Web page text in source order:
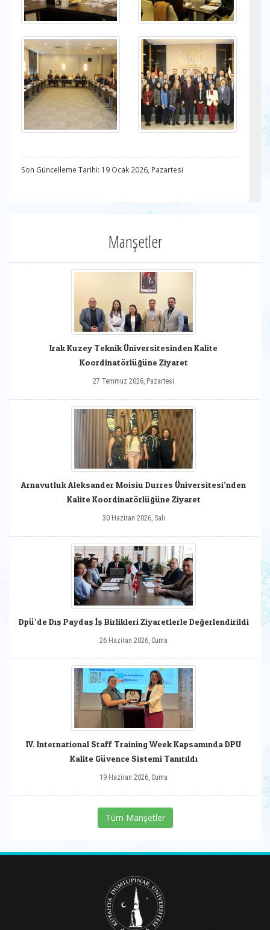
Son Güncelleme Tarihi: 19 Ocak 2026, Pazartesi
Manşetler
Irak Kuzey Teknik Üniversitesinden Kalite
Koordinatörlüğüne Ziyaret
27 Temmuz 2026, Pazartesi
Arnavutluk Aleksander Moisiu Durres Üniversitesi’nden
Kalite Koordinatörlüğüne Ziyaret
30 Haziran 2026, Salı
Dpü’de Dış Paydaş İş Birlikleri Ziyaretlerle Değerlendirildi
26 Haziran 2026, Cuma
IV. International Staff Training Week Kapsamında DPU
Kalite Güvence Sistemi Tanıtıldı
19 Haziran 2026, Cuma
Tüm Manşetler